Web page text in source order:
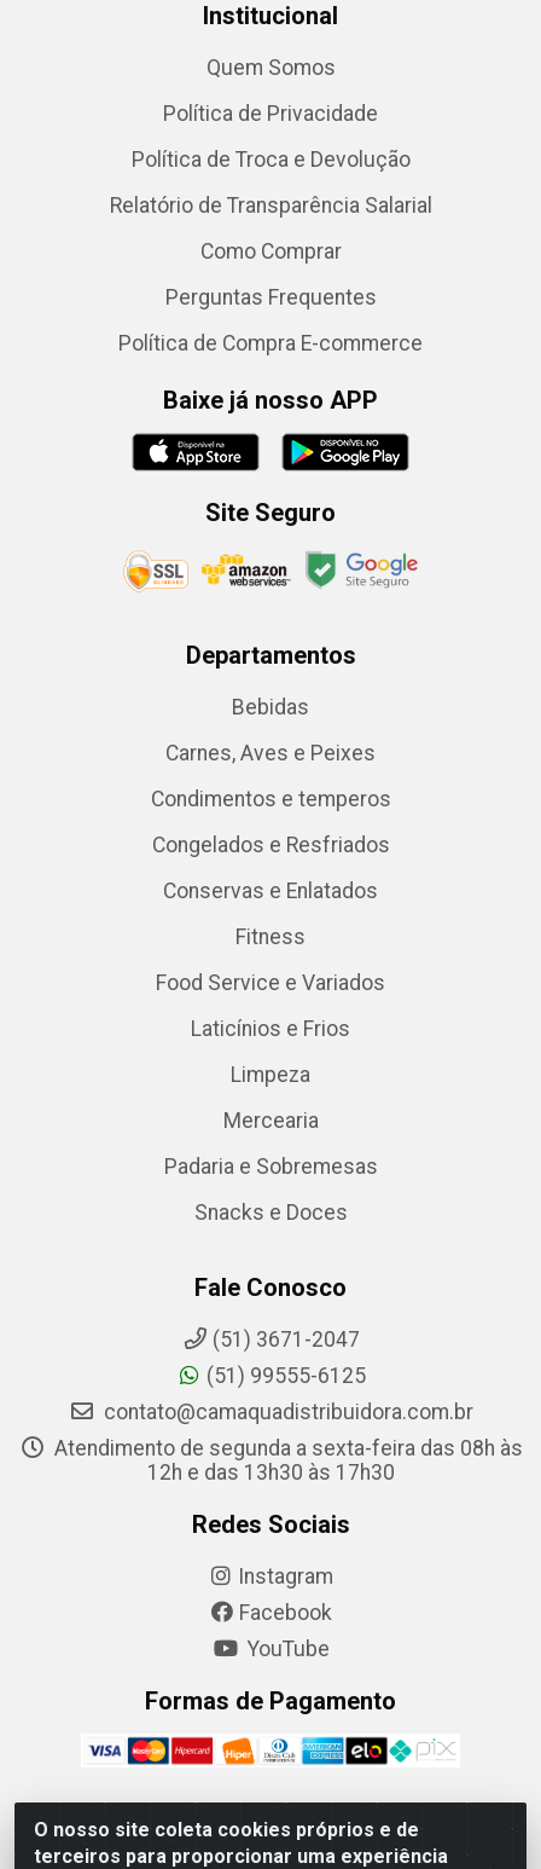
O nosso site coleta cookies próprios e de
terceiros para proporcionar uma experiência
Institucional
Quem Somos
Política de Privacidade
Política de Troca e Devolução
Relatório de Transparência Salarial
Como Comprar
Perguntas Frequentes
Política de Compra E-commerce
Baixe já nosso APP
Site Seguro
Departamentos
Bebidas
Carnes, Aves e Peixes
Condimentos e temperos
Congelados e Resfriados
Conservas e Enlatados
Fitness
Food Service e Variados
Laticínios e Frios
Limpeza
Mercearia
Padaria e Sobremesas
Snacks e Doces
Fale Conosco
(51) 3671-2047
(51) 99555-6125
contato@camaquadistribuidora.com.br
Atendimento de segunda a sexta-feira das 08h às
12h e das 13h30 às 17h30
Redes Sociais
Instagram
Facebook
YouTube
Formas de Pagamento
Camaquã Distribuidora Ltda - Avenida Conego Luiz W